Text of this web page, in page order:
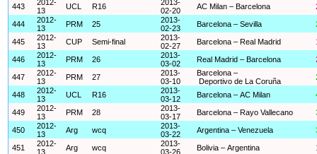
443
2012-
13
UCL R16
2013-
02-20
AC Milan – Barcelona
444
2012-
13
PRM 25
2013-
02-23
Barcelona – Sevilla
445
2012-
13
CUP Semi-final
2013-
02-27
Barcelona – Real Madrid
446
2012-
13
PRM 26
2013-
03-02
Real Madrid – Barcelona
447
2012-
13
PRM 27
2013-
03-10
Barcelona –
Deportivo de La Coruña
448
2012-
13
UCL R16
2013-
03-12
Barcelona – AC Milan
449
2012-
13
PRM 28
2013-
03-17
Barcelona – Rayo Vallecano
450
2012-
13
Arg wcq
2013-
03-22
Argentina – Venezuela
451
2012-
13
Arg wcq
2013-
03-26
Bolivia – Argentina